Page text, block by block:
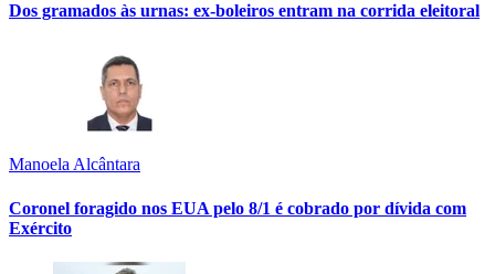
Dos gramados às urnas: ex-boleiros entram na corrida eleitoral
Manoela Alcântara
Coronel foragido nos EUA pelo 8/1 é cobrado por dívida com
Exército